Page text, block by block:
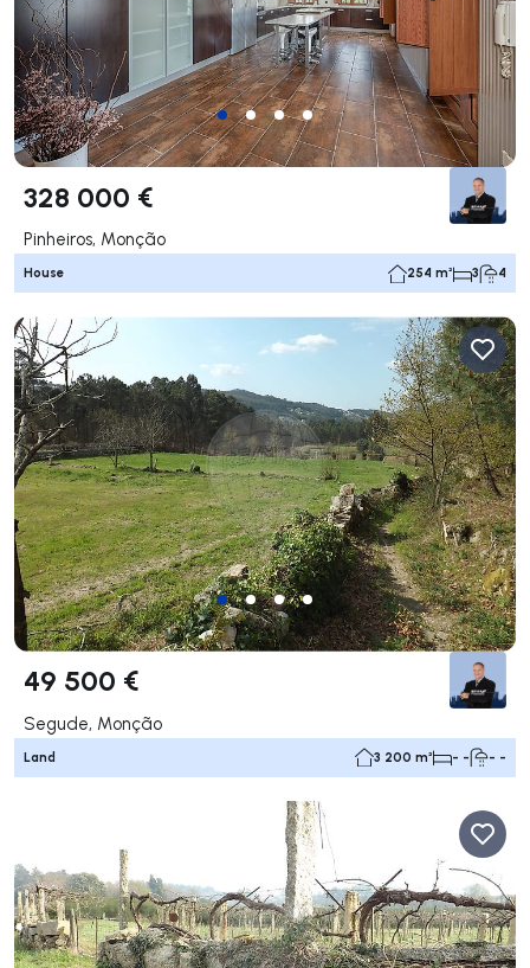
328 000 €
Pinheiros, Monção
House 254 m² 3 4
49 500 €
Segude, Monção
Land 3 200 m² - - - -